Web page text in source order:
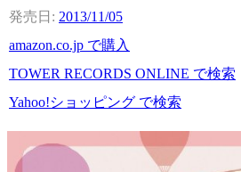
2013/11/05
amazon.co.jp で購入
TOWER RECORDS ONLINE で検索
Yahoo!ショッピング で検索